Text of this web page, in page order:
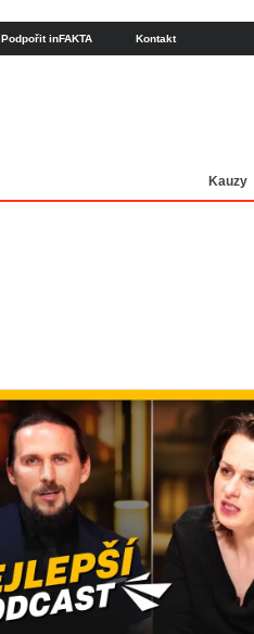
Kauzy
Podpořit inFAKTA Kontakt